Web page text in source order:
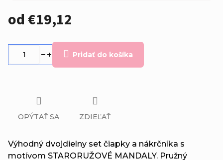
od€19,12
Pridať do košíka
Výhodný dvojdielny set čiapky a nákrčníka s
motívom STARORUŽOVÉ MANDALY. Pružný
OPÝTAŤ SA ZDIEĽAŤ